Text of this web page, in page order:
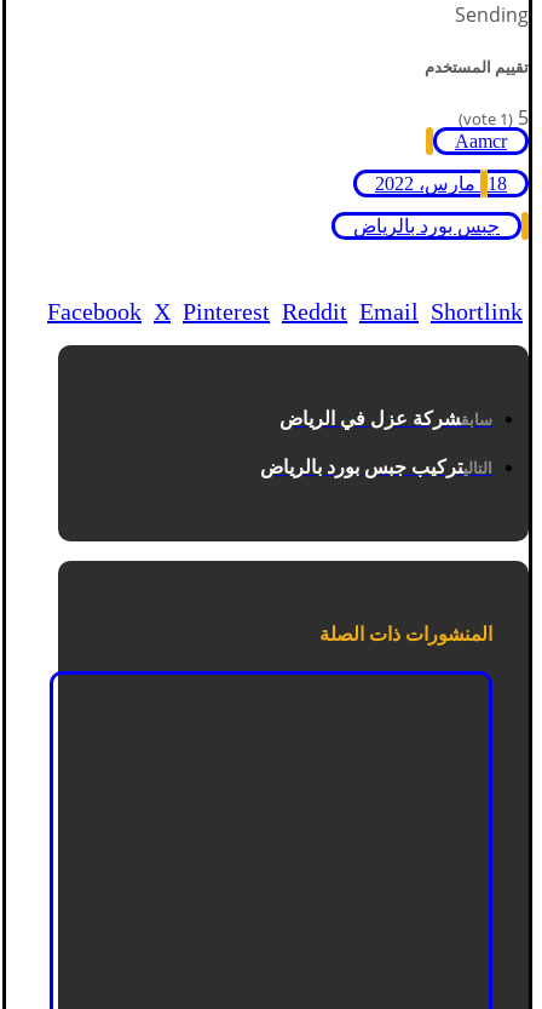
Sending
تقييم المستخدم
5
(
1
Aamcr
18 مارس، 2022
جبس بورد بالرياض
Facebook X Pinterest Reddit Email Shortlink
سابقشركة عزل في الرياض
التاليتركيب جبس بورد بالرياض
المنشورات ذات الصلة